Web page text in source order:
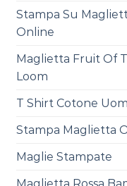
Stampa Su
Online
Maglietta Fruit Of
Loom
T Shirt Cotone
Stampa Maglietta
Maglie Stampate